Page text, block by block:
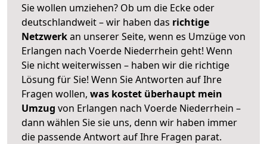
Sie wollen umziehen? Ob um die Ecke oder
deutschlandweit – wir haben das richtige
Netzwerkan unserer Seite, wenn es Umzüge von
Erlangen nach Voerde Niederrhein geht! Wenn
Sie nicht weiterwissen – haben wir die richtige
Lösung für Sie! Wenn Sie Antworten auf Ihre
Fragen wollen, was kostet überhaupt mein
Umzug von Erlangen nach Voerde Niederrhein –
dann wählen Sie sie uns, denn wir haben immer
die passende Antwort auf Ihre Fragen parat.